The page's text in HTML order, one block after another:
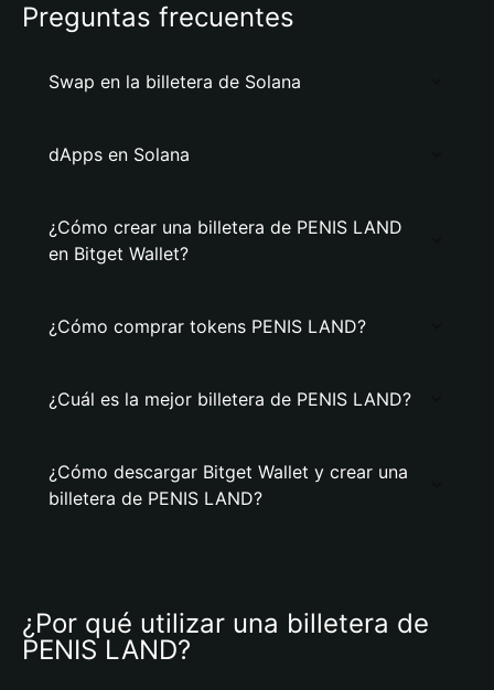
Preguntas frecuentes
Swap en la billetera de Solana
dApps en Solana
¿Cómo crear una billetera de PENIS LAND
en Bitget Wallet?
¿Cómo comprar tokens PENIS LAND?
¿Cuál es la mejor billetera de PENIS LAND?
¿Cómo descargar Bitget Wallet y crear una
billetera de PENIS LAND?
¿Por qué utilizar una billetera de
PENIS LAND?